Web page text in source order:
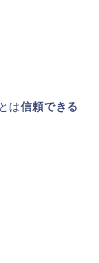
は信頼できる